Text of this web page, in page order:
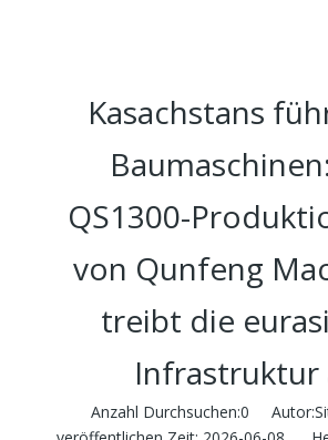
Kasachstans
QS1300-
von Qunfeng
treibt die
Infrastruktur
Anzahl Durchsuchen:0